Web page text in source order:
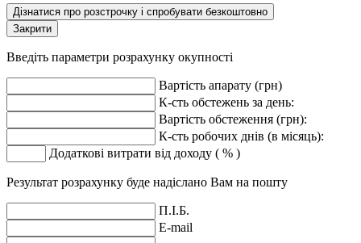
Дізнатися про розстрочку і спробувати безкоштовно
Закрити
Введіть параметри розрахунку окупності
Вартість апарату (грн)
К-сть обстежень за день:
Вартість обстеження (грн):
К-сть робочих днів (в місяць):
Додаткові витрати від доходу ( % )
Результат розрахунку буде надіслано Вам на пошту
П.І.Б.
E-mail